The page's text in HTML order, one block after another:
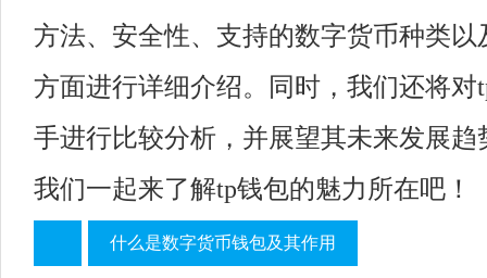
方法、安全性、支持的数字货币种类以
方面进行详细介绍。同时，我们还将对
手进行比较分析，并展望其未来发展趋
我们一起来了解tp钱包的魅力所在吧！
什么是数字货币钱包及其作用